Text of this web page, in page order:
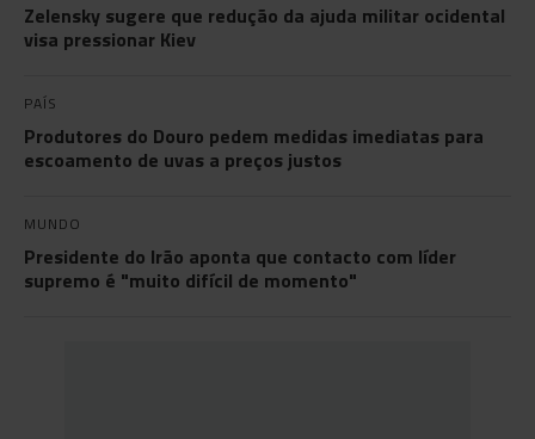
Zelensky sugere que redução da ajuda militar ocidental
visa pressionar Kiev
PAÍS
Produtores do Douro pedem medidas imediatas para
escoamento de uvas a preços justos
MUNDO
Presidente do Irão aponta que contacto com líder
supremo é "muito difícil de momento"